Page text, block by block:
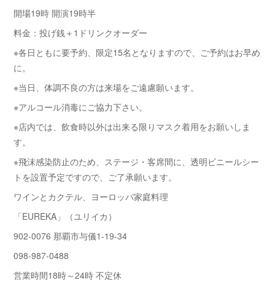
開場19時 開演19時半
料金：投げ銭＋1ドリンクオーダー
※各日ともに要予約、限定15名となりますので、ご予約はお早め
に。
※当日、体調不良の方は来場をご遠慮願います。
※アルコール消毒にご協力下さい。
※店内では、飲食時以外は出来る限りマスク着用をお願いしま
す。
※飛沫感染防止のため、ステージ・客席間に、透明ビニールシー
トを設置予定ですので、ご了承願います。
ワインとカクテル、ヨーロッパ家庭料理
「EUREKA」（ユリイカ）
902-0076 那覇市与儀1-19-34
098-987-0488
営業時間18時～24時 不定休